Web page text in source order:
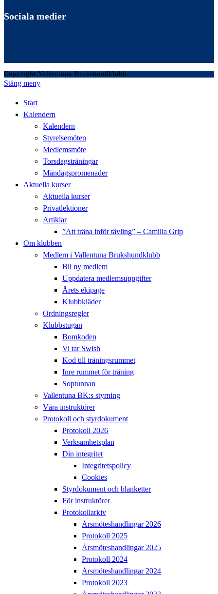
Sociala medier
Copyright Vallentuna Brukshundklubb
Stäng meny
Start
Kalendern
Kalendern
Styrelsemöten
Medlemsmöte
Torsdagsträningar
Måndagspromenader
Aktuella kurser
Aktuella kurser
Privatlektioner
Artiklar
”Att träna inför tävling” – Camilla Grip
Om klubben
Medlem i Vallentuna Brukshundklubb
Bli ny medlem
Uppdatera medlemsuppgifter
Årets ekipage
Klubbkläder
Ordningsregler
Klubbstugan
Bomkoden
Vi tar Swish
Kod till träningsrummet
Inre rummet för träning
Soptunnan
Vallentuna BK:s styrning
Våra instruktörer
Protokoll och styrdokument
Protokoll 2026
Verksamhetsplan
Din integritet
Integritetspolicy
Cookies
Styrdokument och blanketter
För instruktörer
Protokollarkiv
Årsmöteshandlingar 2026
Protokoll 2025
Årsmöteshandlingar 2025
Protokoll 2024
Årsmöteshandlingar 2024
Protokoll 2023